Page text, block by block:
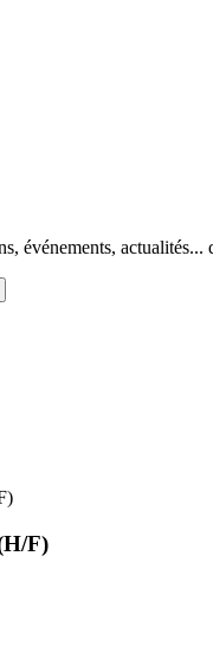
événements, actualités...
F)